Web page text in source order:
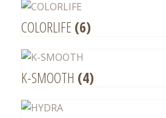
COLORLIFE (6)
K-SMOOTH (4)